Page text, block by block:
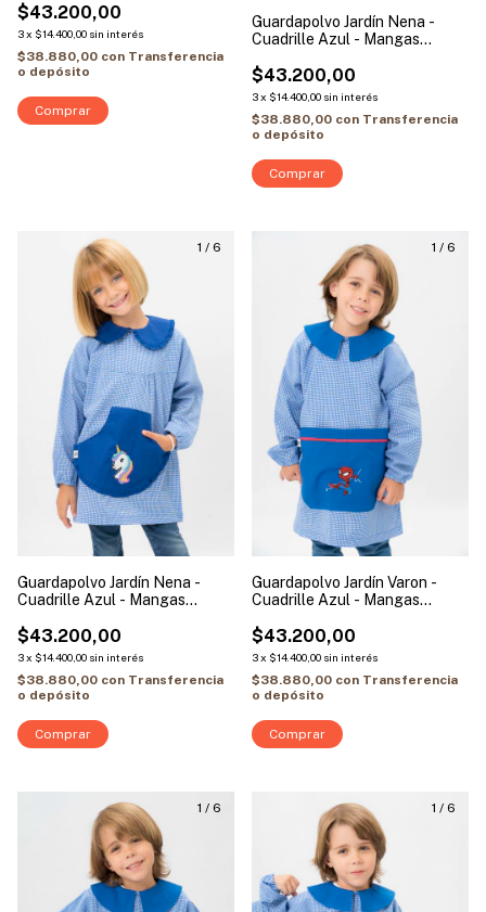
$43.200,00
3x $14.400,00 sin interés
$38.880,00 con Transferencia
o depósito
Comprar
Guardapolvo Jardín Nena -
Cuadrille Azul - Mangas
$43.200,00
3x $14.400,00 sin interés
$38.880,00 con Transferencia
o depósito
Comprar
1 / 6
Guardapolvo Jardín Nena -
Cuadrille Azul - Mangas
$43.200,00
3x $14.400,00 sin interés
$38.880,00 con Transferencia
o depósito
Comprar
1 / 6
Guardapolvo Jardín Varon -
Cuadrille Azul - Mangas
Baby
$43.200,00
3x $14.400,00 sin interés
$38.880,00 con Transferencia
o depósito
Comprar
1 / 6 1 / 6